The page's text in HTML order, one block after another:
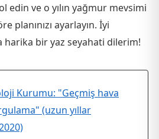
edin ve o yılın yağmur mevsimi
planınızı ayarlayın. İyi
harika bir yaz seyahati dilerim!
Kurumu: "Geçmiş hava
(uzun yıllar